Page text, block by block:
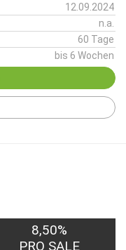
12.09.2024
n.a.
60 Tage
bis 6 Wochen
8,50%
PRO SALE